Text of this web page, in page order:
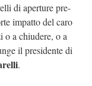
di aperture pre-
impatto del caro
o a chiudere, o a
il presidente di
.